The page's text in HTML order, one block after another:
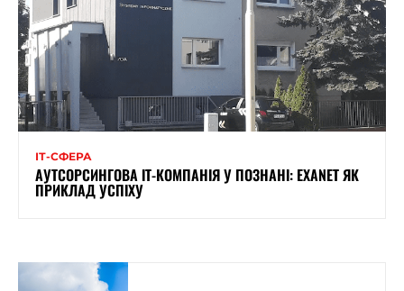
ІТ-СФЕРА
АУТСОРСИНГОВА ІТ-КОМПАНІЯ У ПОЗНАНІ: EXANET ЯК
ПРИКЛАД УСПІХУ